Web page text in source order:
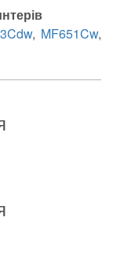
, MF651Cw,